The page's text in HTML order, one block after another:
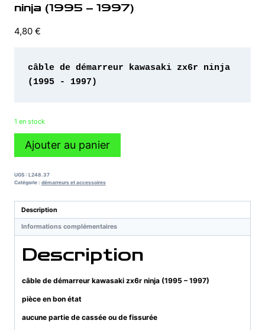
ninja (1995 – 1997)
4,80 €
câble de démarreur kawasaki zx6r ninja
(1995 - 1997)
1 en stock
quantité
de
démarreur
zx6r
ninja
(1995
1997)
Ajouter au panier
UGS : L248.37
Catégorie : démarreurs et accessoires
Description
Informations complémentaires
Description
câble de démarreur kawasaki zx6r ninja (1995 – 1997)
pièce en bon état
aucune partie de cassée ou de fissurée